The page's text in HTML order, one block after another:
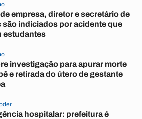
empresa, diretor e secretário de
são indiciados por acidente que
estudantes
investigação para apurar morte
e retirada do útero de gestante
hospitalar: prefeitura é